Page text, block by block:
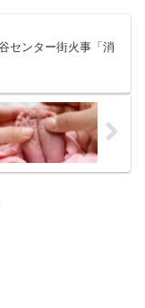
センター街火事「消